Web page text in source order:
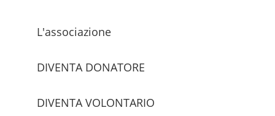
L'associazione
DIVENTA DONATORE
DIVENTA VOLONTARIO